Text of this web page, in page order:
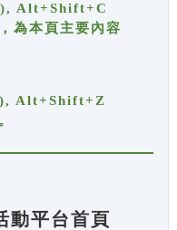
Alt+Shift+C
為本頁主要內容
Alt+Shift+Z
動平台首頁